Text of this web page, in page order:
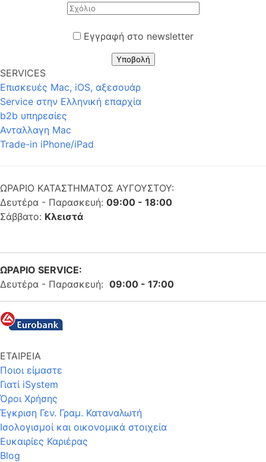
Εγγραφή στο newsletter
Υποβολή
SERVICES
Επισκευές Mac, iOS, αξεσουάρ
Service στην Eλληνική επαρχία
b2b υπηρεσίες
Ανταλλαγη Mac
Trade-in iPhone/iPad
ΩΡΑΡΙΟ ΚΑΤΑΣΤΗΜΑΤΟΣ ΑΥΓΟΥΣΤΟΥ:
Δευτέρα - Παρασκευή: 09:00 - 18:00
Σάββατο: Κλειστά
ΩΡΑΡΙΟ SERVICE:
Δευτέρα - Παρασκευή: 09:00 - 17:00
ΕΤΑΙΡΕΙΑ
Ποιοι είμαστε
Γιατί iSystem
Όροι Χρήσης
Έγκριση Γεν. Γραμ. Καταναλωτή
Ισολογισμοί και οικονομικά στοιχεία
Ευκαιρίες Καριέρας
Blog